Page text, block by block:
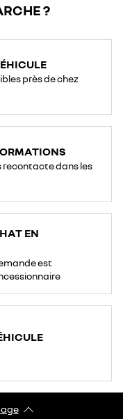
?
près de chez
recontacte dans les
EN
est